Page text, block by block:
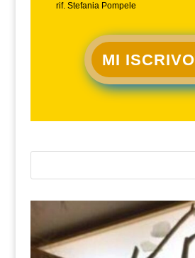
rif. Stefania Pompele
MI ISCRIVO